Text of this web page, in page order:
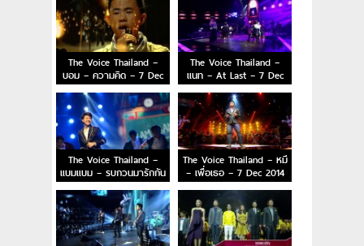
The Voice Thailand –
บอม – ความคิด – 7 Dec
2014
The Voice Thailand –
แนท – At Last – 7 Dec
2014
The Voice Thailand –
แบมแบม – รบกวนมารักกัน
– 7 Dec 2014
The Voice Thailand – หมี
– เพื่อเธอ – 7 Dec 2014